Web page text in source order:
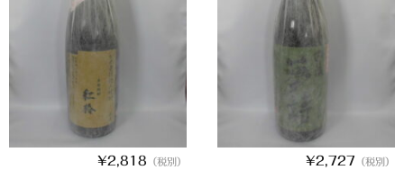
オリジナルラベル
店主おすすめ
数量限定
希少焼酎
¥2,818 （税別） ¥2,727 （税別）